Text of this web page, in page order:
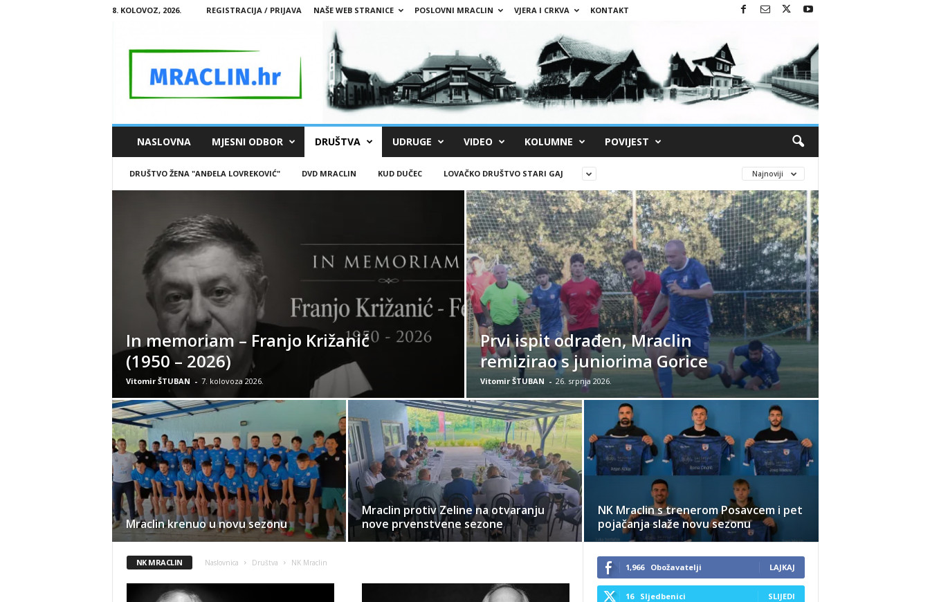
8. KOLOVOZ, 2026. REGISTRACIJA / PRIJAVA NAŠE WEB STRANICE POSLOVNI MRACLIN VJERA I CRKVA KONTAKT
M
A
L
NASLOVNA MJESNI ODBOR DRUŠTVA UDRUGE VIDEO KOLUMNE POVIJEST
DRUŠTVO ŽENA "ANĐELA LOVREKOVIĆ" DVD MRACLIN KUD DUČEC LOVAČKO DRUŠTVO STARI GAJ Najnoviji
In memoriam – Franjo Križanić
(1950 – 2026)
Vitomir ŠTUBAN - 7. kolovoza 2026.
Prvi ispit odrađen, Mraclin
remizirao s juniorima Gorice
Vitomir ŠTUBAN - 26. srpnja 2026.
Mraclin krenuo u novu sezonu
Mraclin protiv Zeline na otvaranju
nove prvenstvene sezone
NK Mraclin s trenerom Posavcem i pet
pojačanja slaže novu sezonu
NK MRACLIN Naslovnica Društva NK Mraclin 1,966 Obožavatelji LAJKAJ
16 Sljedbenici SLIJEDI